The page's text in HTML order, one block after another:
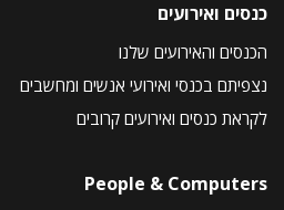
כנסים ואירועים
הכנסים והאירועים שלנו
נצפיתם בכנסי ואירועי אנשים ומחשבים
לקראת כנסים ואירועים קרובים
People & Computers